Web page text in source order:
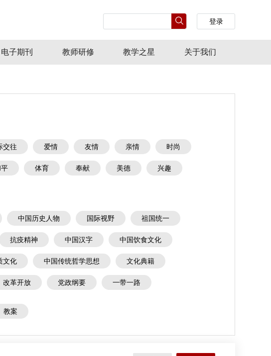
登录
电子期刊 教师研修 教学之星 关于我们
交往 爱情 友情 亲情 时尚
体育 奉献 美德 兴趣
中国历史人物 国际视野 祖国统一
抗疫精神 中国汉字 中国饮食文化
文化 中国传统哲学思想 文化典籍
改革开放 党政纲要 一带一路
教案